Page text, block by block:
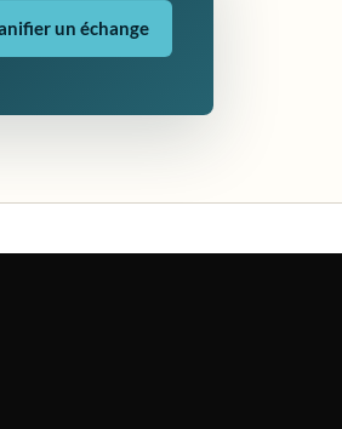
un échange